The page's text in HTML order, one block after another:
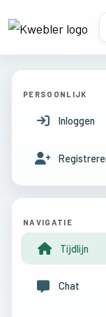
PERSOONLIJK
Inloggen
NAVIGATIE
Tijdlijn
Chat